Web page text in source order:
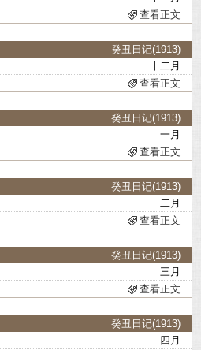
查看正文
癸丑日记(1913)
十二月
查看正文
癸丑日记(1913)
一月
查看正文
癸丑日记(1913)
二月
查看正文
癸丑日记(1913)
三月
查看正文
癸丑日记(1913)
四月